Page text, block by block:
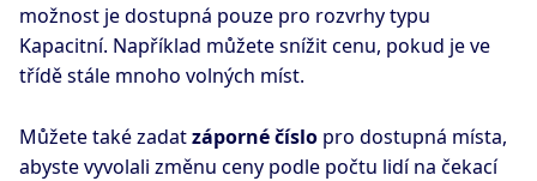
možnost je dostupná pouze pro rozvrhy typu
Kapacitní. Například můžete snížit cenu, pokud je ve
třídě stále mnoho volných míst.
Můžete také zadatzáporné číslo pro dostupná místa,
abyste vyvolali změnu ceny podle počtu lidí na čekací